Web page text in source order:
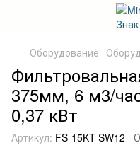
Оборудование
375мм, 6 м3/
0,37 кВт
Артикул: FS-15KT-SW12